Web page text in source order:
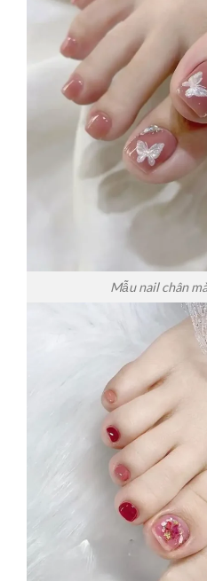
Mẫu nail chân